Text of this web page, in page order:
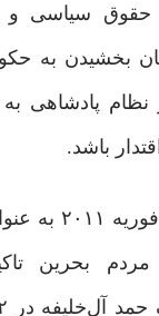
سیاسی و
بخشیدن به
نظام پادشاهی
باشد.
انتخاب روز
مردم بحرین